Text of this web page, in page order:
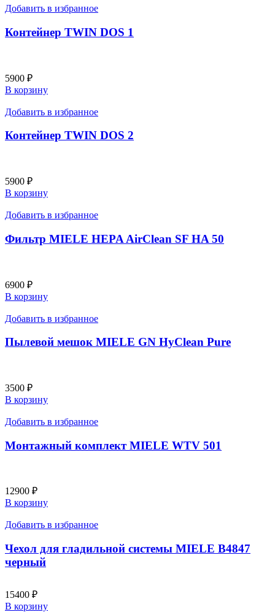
Добавить в избранное
Контейнер TWIN DOS 1
5900 ₽
В корзину
Добавить в избранное
Контейнер TWIN DOS 2
5900 ₽
В корзину
Добавить в избранное
Фильтр MIELE HEPA AirClean SF HA 50
6900 ₽
В корзину
Добавить в избранное
Пылевой мешок MIELE GN HyClean Pure
3500 ₽
В корзину
Добавить в избранное
Монтажный комплект MIELE WTV 501
12900 ₽
В корзину
Добавить в избранное
Чехол для гладильной системы MIELE B4847
черный
15400 ₽
В корзину